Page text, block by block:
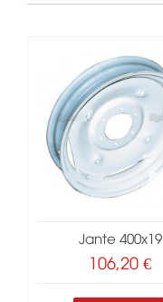
Jante 400x19
106,20 €